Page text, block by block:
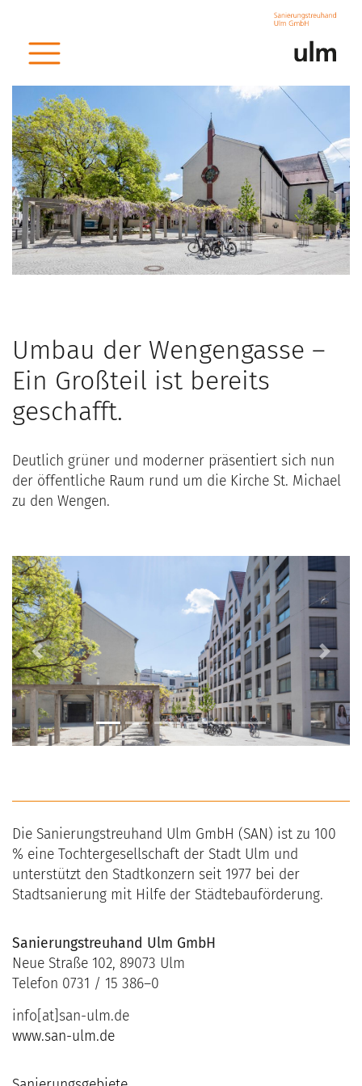
Umbau der Wengengasse –
Ein Großteil ist bereits
geschafft.
Deutlich grüner und moderner präsentiert sich nun
der öffentliche Raum rund um die Kirche St. Michael
zu den Wengen.
Previous Next
Die Sanierungstreuhand Ulm GmbH (SAN) ist zu 100
% eine Tochtergesellschaft der Stadt Ulm und
unterstützt den Stadtkonzern seit 1977 bei der
Stadtsanierung mit Hilfe der Städtebauförderung.
Sanierungstreuhand Ulm GmbH
Neue Straße 102, 89073 Ulm
Telefon 0731 / 15 386–0
info[at]san-ulm.de
www.san-ulm.de